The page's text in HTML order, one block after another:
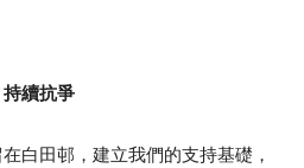
續抗爭
白田邨，建立我們的支持基礎，